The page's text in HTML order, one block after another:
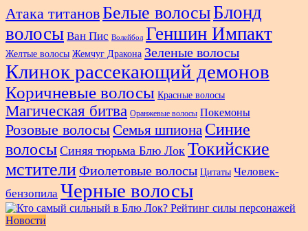
Атака титановБелые волосыБлонд
волосы Ван Пис Волейбол Геншин Импакт
Желтые волосы Жемчуг Дракона Зеленые волосы
Клинок рассекающий демонов
Коричневые волосы Красные волосы
Магическая битва Оранжевые волосы Покемоны
Розовые волосыСемья шпиона Синие
волосы Синяя тюрьма Блю Лок Токийские
мстителиФиолетовые волосы Цитаты Человек-
бензопила Черные волосы
Новости